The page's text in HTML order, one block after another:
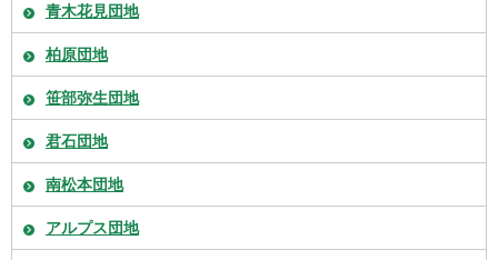
青木花見団地
柏原団地
笹部弥生団地
君石団地
南松本団地
アルプス団地